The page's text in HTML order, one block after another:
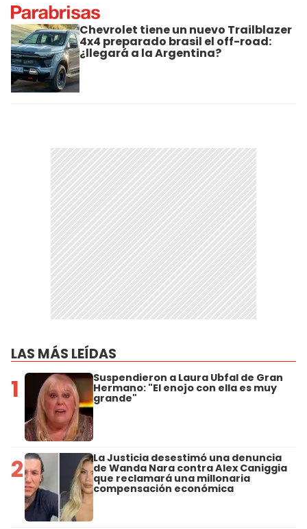
Chevrolet tiene un nuevo Trailblazer
4x4 preparado brasil el off-road:
¿llegará a la Argentina?
LAS MÁS LEÍDAS
1 Suspendieron a Laura Ubfal de Gran
Hermano: "El enojo con ella es muy
grande"
2 La Justicia desestimó una denuncia
de Wanda Nara contra Alex Caniggia
que reclamará una millonaria
compensación económica